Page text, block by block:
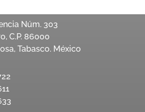
Núm. 303
C.P. 86000
Tabasco. México